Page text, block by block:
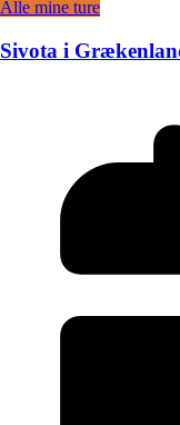
Alle mine ture
Sivota i